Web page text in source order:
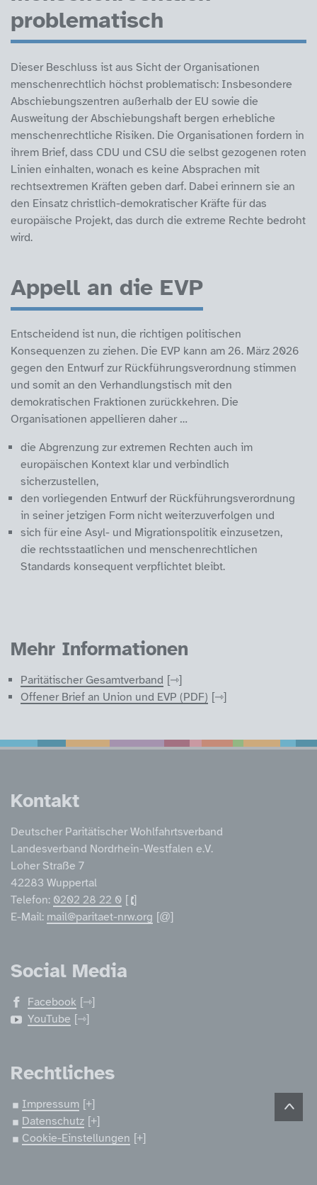
problematisch
Dieser Beschluss ist aus Sicht der Organisationen
menschenrechtlich höchst problematisch: Insbesondere
Abschiebungszentren außerhalb der EU sowie die
Ausweitung der Abschiebungshaft bergen erhebliche
menschenrechtliche Risiken. Die Organisationen fordern in
ihrem Brief, dass CDU und CSU die selbst gezogenen roten
Linien einhalten, wonach es keine Absprachen mit
rechtsextremen Kräften geben darf. Dabei erinnern sie an
den Einsatz christlich-demokratischer Kräfte für das
europäische Projekt, das durch die extreme Rechte bedroht
wird.
Appell an die EVP
Entscheidend ist nun, die richtigen politischen
Konsequenzen zu ziehen. Die EVP kann am 26. März 2026
gegen den Entwurf zur Rückführungsverordnung stimmen
und somit an den Verhandlungstisch mit den
demokratischen Fraktionen zurückkehren. Die
Organisationen appellieren daher …
die Abgrenzung zur extremen Rechten auch im
europäischen Kontext klar und verbindlich
sicherzustellen,
den vorliegenden Entwurf der Rückführungsverordnung
in seiner jetzigen Form nicht weiterzuverfolgen und
sich für eine Asyl- und Migrationspolitik einzusetzen,
die rechtsstaatlichen und menschenrechtlichen
Standards konsequent verpflichtet bleibt.
Mehr Informationen
Paritätischer Gesamtverband
Offener Brief an Union und EVP (PDF)
Service
Kontakt
Deutscher Paritätischer Wohlfahrtsverband
Landesverband Nordrhein-Westfalen e.V.
Loher Straße 7
42283 Wuppertal
Telefon: 0202 28 22 0
E-Mail: mail@paritaet-nrw.org
Social Media
Facebook
YouTube
Rechtliches
Impressum
Datenschutz
Cookie-Einstellungen